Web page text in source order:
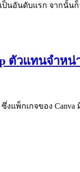
อันดับแรก จากนั้นก็
ตัวแทนจำห
แพ็กเกจของ Canva